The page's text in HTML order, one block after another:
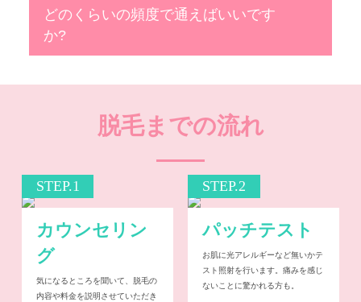
どのくらいの頻度で通えばいいです
か?
脱毛までの流れ
STEP.1
カウンセリン
グ
気になるところを聞いて、脱毛の
内容や料金を説明させていただき
STEP.2
パッチテスト
お肌に光アレルギーなど無いかテ
スト照射を行います。痛みを感じ
ないことに驚かれる方も。